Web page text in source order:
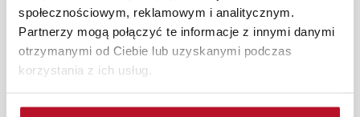
społecznościowym, reklamowym i analitycznym.
Partnerzy mogą połączyć te informacje z innymi danymi
otrzymanymi od Ciebie lub uzyskanymi podczas
korzystania z ich usług.
aranżacji mebli, a nasi pracownicy z wykorzystaniem
programu Planer 3D bezpłatnie zaprojektują i
przygotują kompleksową wizualizację Państwa
pomieszczenia wraz z wyceną. Każde zamówienie
roboczych na terenie całej Polski. W przypadku